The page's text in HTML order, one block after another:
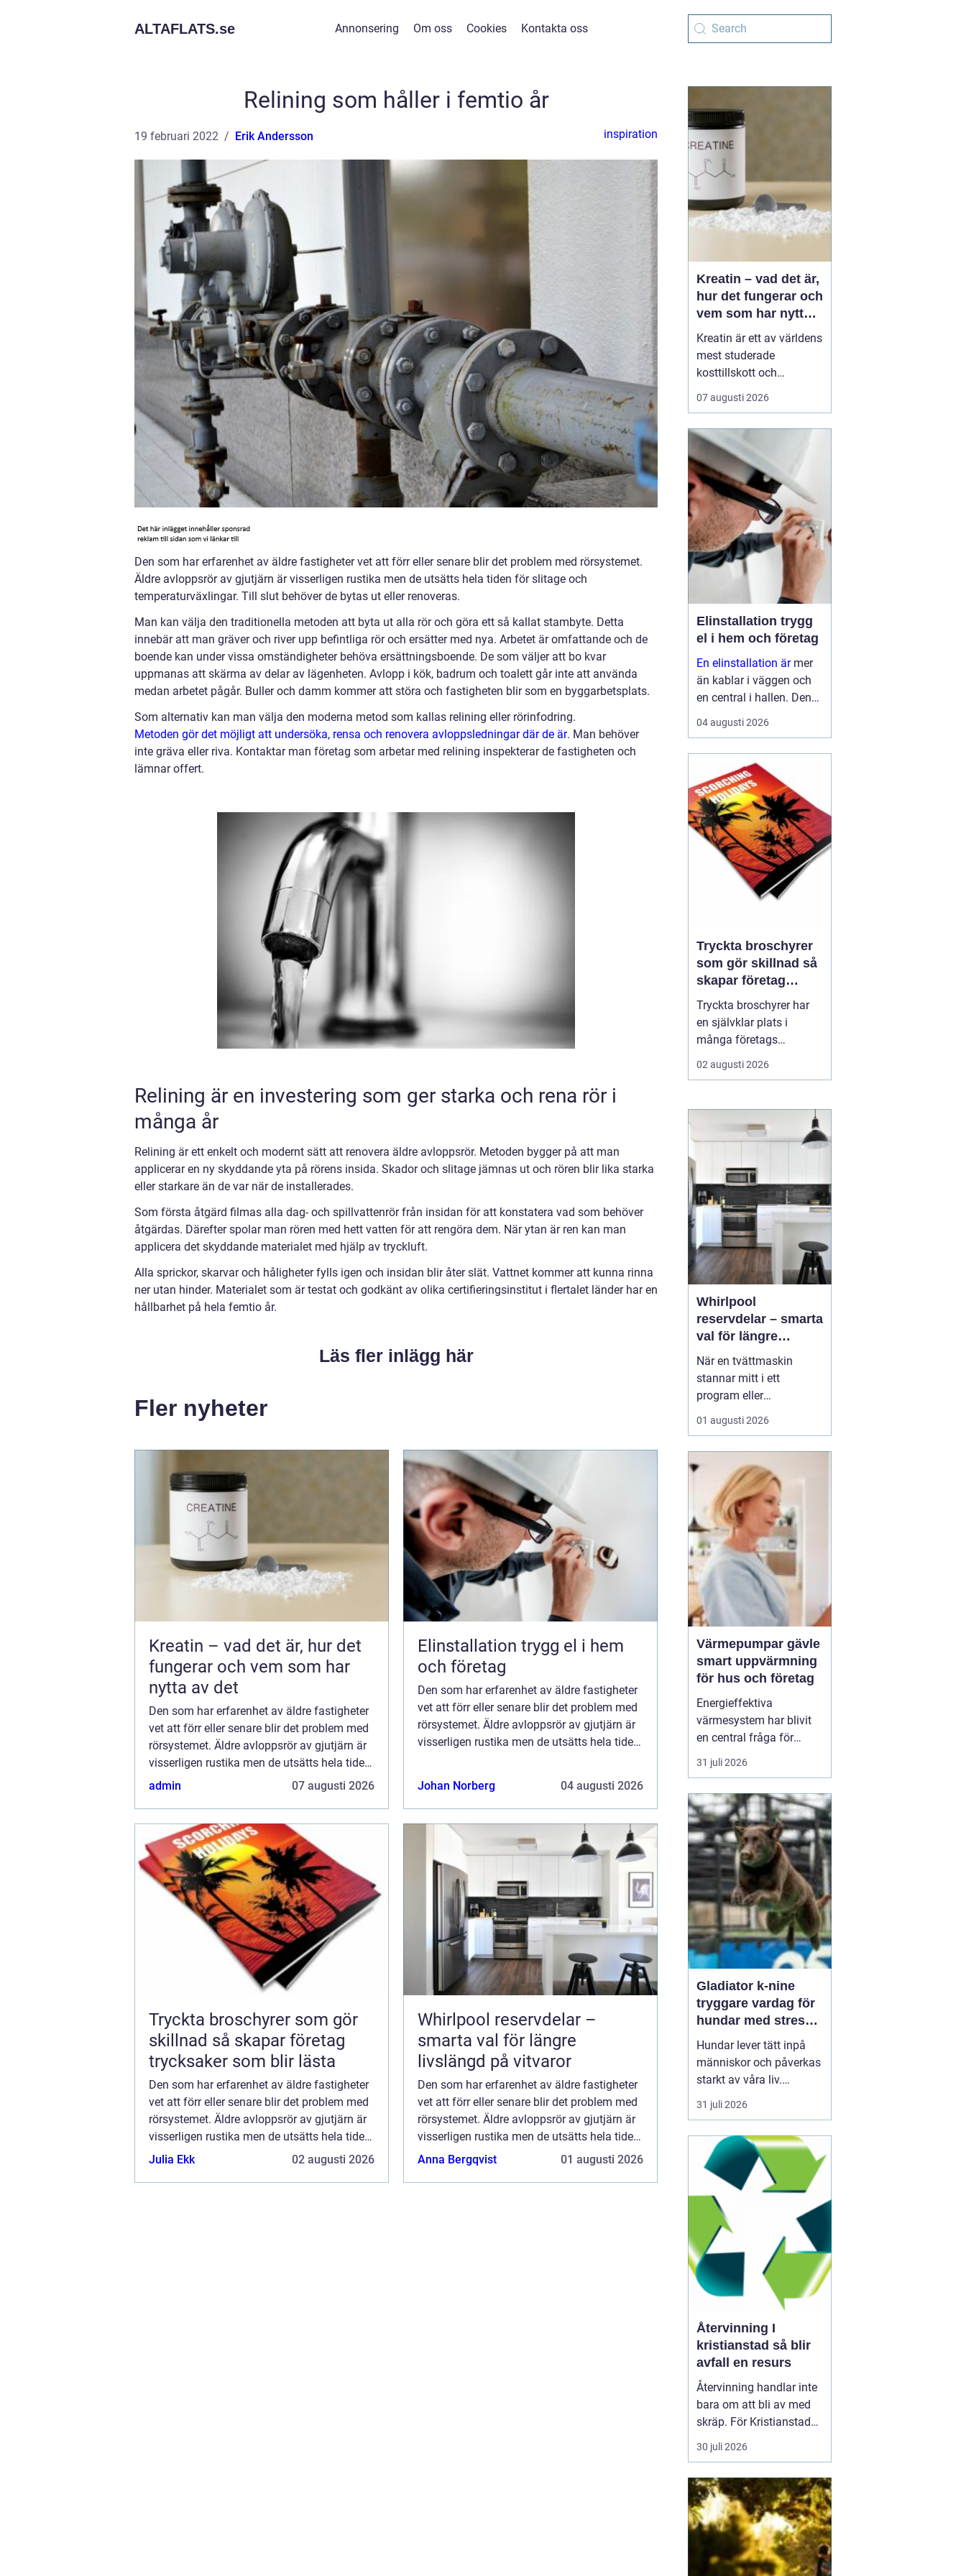
ALTAFLATS.se Annonsering Om oss Cookies Kontakta oss
Relining som håller i femtio år
19 februari 2022 Erik Andersson inspiration
Den som har erfarenhet av äldre fastigheter vet att förr eller senare blir det problem med rörsystemet.
Äldre avloppsrör av gjutjärn är visserligen rustika men de utsätts hela tiden för slitage och
temperaturväxlingar. Till slut behöver de bytas ut eller renoveras.
Man kan välja den traditionella metoden att byta ut alla rör och göra ett så kallat stambyte. Detta
innebär att man gräver och river upp befintliga rör och ersätter med nya. Arbetet är omfattande och de
boende kan under vissa omständigheter behöva ersättningsboende. De som väljer att bo kvar
uppmanas att skärma av delar av lägenheten. Avlopp i kök, badrum och toalett går inte att använda
medan arbetet pågår. Buller och damm kommer att störa och fastigheten blir som en byggarbetsplats.
Som alternativ kan man välja den moderna metod som kallas relining eller rörinfodring.
Metoden gör det möjligt att undersöka, rensa och renovera avloppsledningar där de är. Man behöver
inte gräva eller riva. Kontaktar man företag som arbetar med relining inspekterar de fastigheten och
lämnar offert.
Relining är en investering som ger starka och rena rör i
många år
Relining är ett enkelt och modernt sätt att renovera äldre avloppsrör. Metoden bygger på att man
applicerar en ny skyddande yta på rörens insida. Skador och slitage jämnas ut och rören blir lika starka
eller starkare än de var när de installerades.
Som första åtgärd filmas alla dag- och spillvattenrör från insidan för att konstatera vad som behöver
åtgärdas. Därefter spolar man rören med hett vatten för att rengöra dem. När ytan är ren kan man
applicera det skyddande materialet med hjälp av tryckluft.
Alla sprickor, skarvar och håligheter fylls igen och insidan blir åter slät. Vattnet kommer att kunna rinna
ner utan hinder. Materialet som är testat och godkänt av olika certifieringsinstitut i flertalet länder har en
hållbarhet på hela femtio år.
Läs fler inlägg här
Fler nyheter
Kreatin – vad det är, hur det
fungerar och vem som har
nytta av det
Den som har erfarenhet av äldre fastigheter
vet att förr eller senare blir det problem med
rörsystemet. Äldre avloppsrör av gjutjärn är
visserligen rustika men de utsätts hela tiden
för slitage och tempera...
admin 07 augusti 2026
Elinstallation trygg el i hem
och företag
Den som har erfarenhet av äldre fastigheter
vet att förr eller senare blir det problem med
rörsystemet. Äldre avloppsrör av gjutjärn är
visserligen rustika men de utsätts hela tiden
Johan Norberg
04 augusti 2026
Tryckta broschyrer som gör
skillnad så skapar företag
trycksaker som blir lästa
Den som har erfarenhet av äldre fastigheter
vet att förr eller senare blir det problem med
rörsystemet. Äldre avloppsrör av gjutjärn är
visserligen rustika men de utsätts hela tiden
för slitage och tempera...
Julia Ekk 02 augusti 2026
Whirlpool reservdelar –
smarta val för längre
livslängd på vitvaror
Den som har erfarenhet av äldre fastigheter
vet att förr eller senare blir det problem med
rörsystemet. Äldre avloppsrör av gjutjärn är
visserligen rustika men de utsätts hela tiden
för slitage och tempera...
Anna Bergqvist 01 augusti 2026
Kreatin – vad det är,
hur det fungerar och
vem som har nytta
av det
Kreatin är ett av världens
mest studerade
kosttillskott och
används brett av både
elitidrottare och vanliga
det många frågor. Är det
säkert? Ger det bara
resultat f&oum...
07 augusti 2026
Elinstallation trygg
el i hem och företag
En elinstallation ärmer
än kablar i väggen och
en central i hallen. Den
påverkar säkerhet,
komfort, energikostnader
att bygga ut med till
exempel solceller eller
elbilsladdn...
04 augusti 2026
Tryckta broschyrer
som gör skillnad så
skapar företag
trycksaker som blir
lästa
Tryckta broschyrer har
en självklar plats i
många företags
marknadsföring, trots en
allt mer digital vardag.
broschyr kan förklara
komplexa tjänster, bygga
förtroende och skapa en
ersätta på skärm. När
läsaren k...
02 augusti 2026
Whirlpool
reservdelar – smarta
val för längre
livslängd på vitvaror
När en tvättmaskin
stannar mitt i ett
program eller
diskmaskinen lämnar
disken smutsig, uppstår
behövs en ny maskin,
eller går den att rädda
med en reservdel? Allt
fler upptäcker att <...
01 augusti 2026
Värmepumpar gävle
smart uppvärmning
för hus och företag
Energieffektiva
värmesystem har blivit
en central fråga för
många hushåll och
fastighetsägare i Gävle.
och ner, vintrarna kan
fortfarande vara kalla
och kraven på minskad
klimatpåverkan ökar. I
den verkligheten har
Värmepumpar ...
31 juli 2026
Gladiator k-nine
tryggare vardag för
hundar med stress
och oro
Hundar lever tätt inpå
människor och påverkas
starkt av våra liv.
Snabba förändringar,
höga ljud, ensamhet och
till långvarig stress och
ångest. Under senare år
har intresset ökat för hur
icke-farmakologiska
metoder, som specia...
31 juli 2026
Återvinning I
kristianstad så blir
avfall en resurs
Återvinning handlar inte
bara om att bli av med
skräp. För Kristianstad
är smart
avfallshantering en
trygghet och lokal
utveckling. Genom
tydliga rutiner,
lättillgängliga tjänster
och ansvarstagande
30 juli 2026